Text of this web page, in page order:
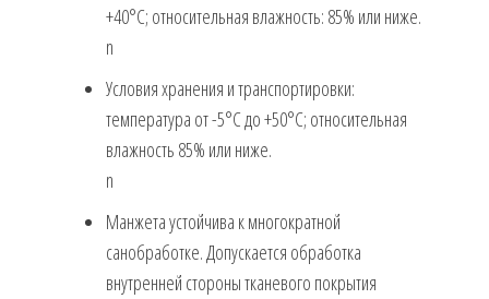
+40°С; относительная влажность: 85% или ниже.
n
Условия хранения и транспортировки:
температура от -5°С до +50°С; относительная
влажность 85% или ниже.
n
Манжета устойчива к многократной
санобработке. Допускается обработка
внутренней стороны тканевого покрытия